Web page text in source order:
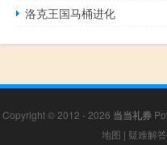
洛克王国马桶进化
Copyright © 2012 - 2026 当当礼券
地图 | 疑难解答